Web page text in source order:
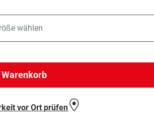
wählen
Warenkorb
vor Ort prüfen